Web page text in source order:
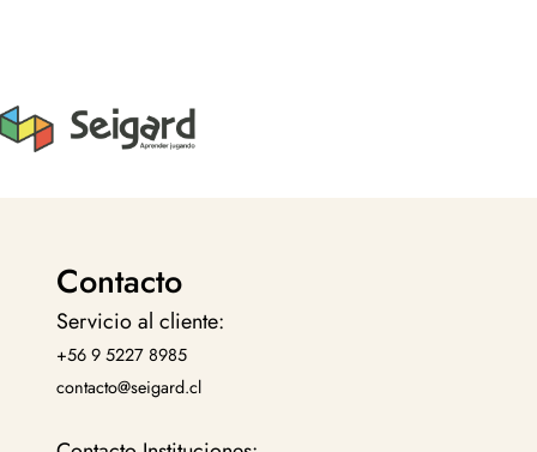
Contacto
Servicio al cliente:
+56 9 5227 8985
contacto@seigard.cl